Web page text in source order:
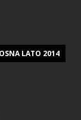
LATO 2014